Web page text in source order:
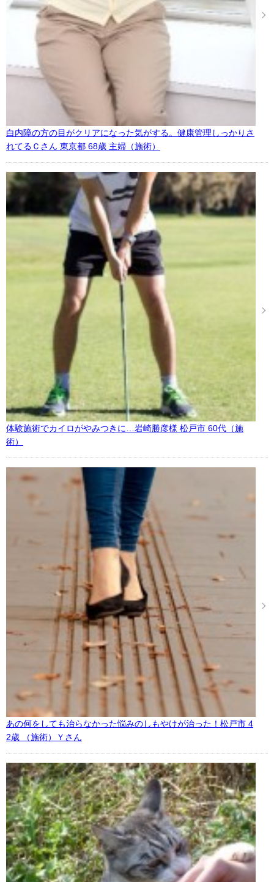
白内障の方の目がクリアになった気がする。健康管理しっかりさ
れてるＣさん 東京都 68歳 主婦（施術）
体験施術でカイロがやみつきに…岩崎勝彦様 松戸市 60代（施
術）
あの何をしても治らなかった悩みのしもやけが治った！松戸市 4
2歳 （施術）Ｙさん